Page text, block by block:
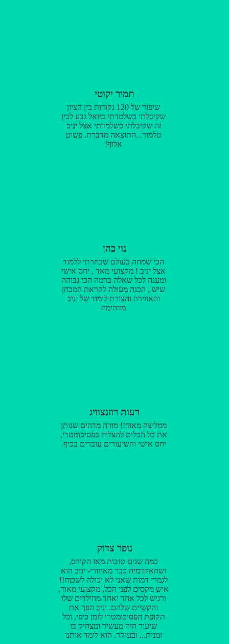
תמיר יקוטי
שיפור של 120 נקודות בין הציון
שקיבלתי כשלמדתי ביואל גבע לבין
זה שקיבלתי כשלמדתי אצל יניב
טלמור...התוצאה מדברת. פשוט
אלוף!
נוי כהן
הכי שמחה בעולם שבחרתי ללמוד
אצל יניב ! מקצועי מאד , יחס אישי
ומענה לכל שאלה ברמה הכי גבוהה
שיש , הכנה מעולה לקראת המבחן
והאווירה והצורת לימוד של יניב
מדהימה
רעות רוזנצוויג
ממליצה מאוד!! מורה מדהים שנותן
את כל הכלים להצליח בפסיכומטרי,
יחס אישי והשיעורים עוברים בכיף.
נופר צדוק
כמה שנים טובות מאז הקורס,
ושהאקדמיה כבר מאחורי- יניב הוא
לגמרי דמות שאני לא יכולה לשכוח!!
איש מקסים לפני הכל, מקצועי מאוד,
ורגיש לכל אחד ואחד מהילדים שלו
והקשיים שלהם. יניב הפך את
תקופת הפסיכומטרי לזמן כיפי, וכל
שיעור היה מעשיר ומצחיק בו
זמנית... ובעיקר, הוא לימד אותנו